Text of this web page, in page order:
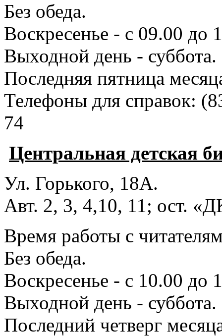
Без обеда.
Воскресенье - с 09.00 до
Выходной день - суббота.
Последняя пятница
Телефоны для справок:
74
Центральная детская
Ул. Горького, 18А.
Авт. 2, 3, 4,10, 11; ост.
Время работы с
Без обеда.
Воскресенье - с 10.00 до
Выходной день - суббота.
Последний четверг